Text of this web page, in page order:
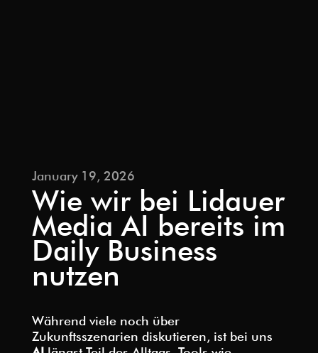
January 19, 2026
Wie wir bei Lidauer
Media AI bereits im
Daily Business
nutzen
Während viele noch über
Zukunftsszenarien diskutieren, ist bei uns